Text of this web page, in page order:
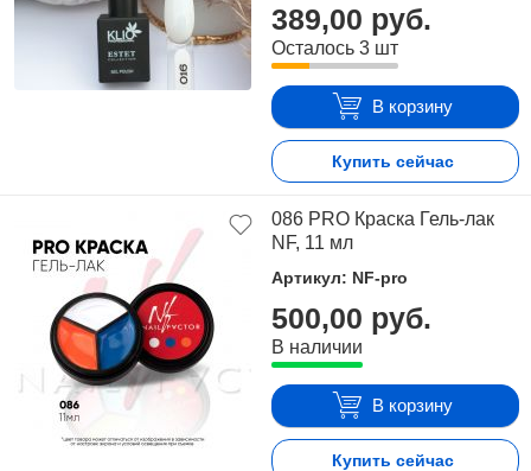
389,00 руб.
Осталось 3 шт
В корзину
Купить сейчас
086 PRO Краска Гель-лак
NF, 11 мл
Артикул: NF-pro
500,00 руб.
В наличии
В корзину
Купить сейчас